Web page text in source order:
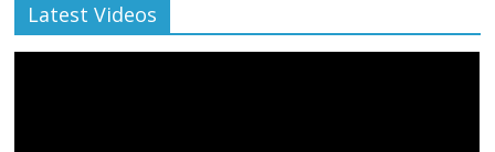
Latest Videos